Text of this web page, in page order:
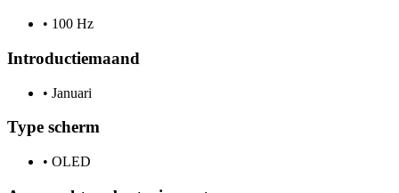
• 100 Hz
Introductiemaand
• Januari
Type scherm
• OLED